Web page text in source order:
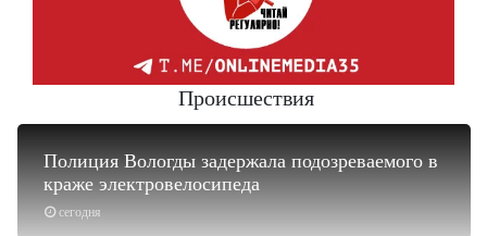
Происшествия
сегодня
Полиция Вологды задержала подозреваемого в
краже электровелосипеда